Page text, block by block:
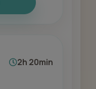
2h 20min